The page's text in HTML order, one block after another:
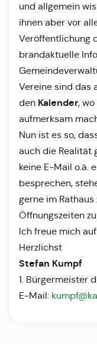
und allgemein
ihnen aber vor
Veröffentlichung
brandaktuelle
Vereine sind das
den Kalender,
aufmerksam
Nun ist es so,
auch die Realität
keine E-Mail o.ä.
besprechen,
gerne im
Öffnungszeiten
Ich freue mich auf
Herzlichst
Stefan Kumpf
1. Bürgermeister
E-Mail: